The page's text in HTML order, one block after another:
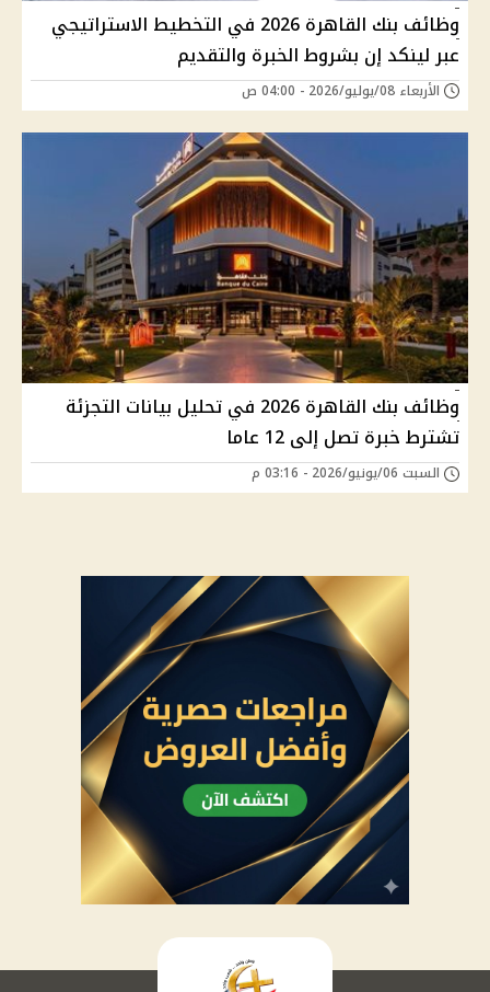
وظائف بنك القاهرة 2026 في التخطيط الاستراتيجي
عبر لينكد إن بشروط الخبرة والتقديم
الأربعاء 08/يوليو/2026 - 04:00 ص
وظائف بنك القاهرة 2026 في تحليل بيانات التجزئة
تشترط خبرة تصل إلى 12 عاما
السبت 06/يونيو/2026 - 03:16 م